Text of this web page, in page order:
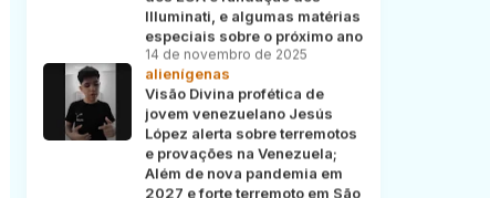
Illuminati, e algumas matérias
especiais sobre o próximo ano
14 de novembro de 2025
alienígenas
Visão Divina profética de
jovem venezuelano Jesús
López alerta sobre terremotos
e provações na Venezuela;
Além de nova pandemia em
2027 e forte terremoto em São